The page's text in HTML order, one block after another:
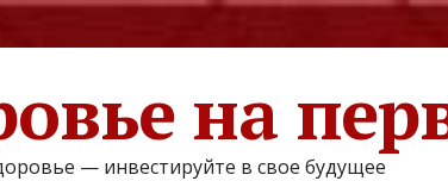
на
— инвестируйте в свое будущее